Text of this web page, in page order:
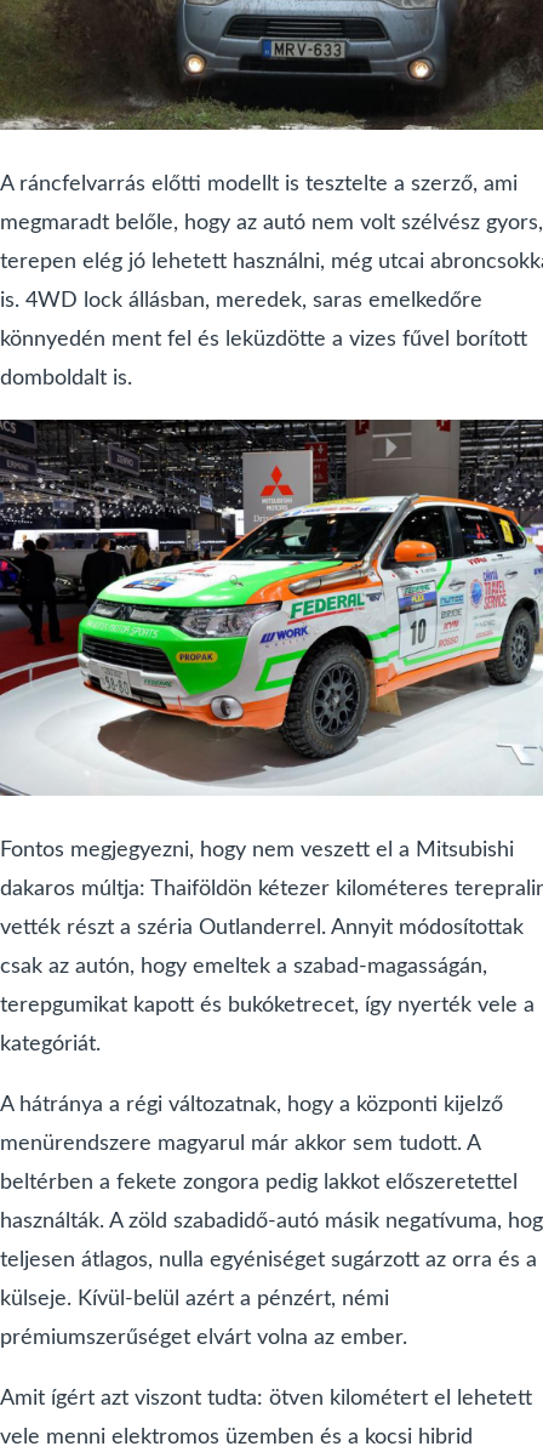
A ráncfelvarrás előtti modellt is tesztelte a szerző, ami
megmaradt belőle, hogy az autó nem volt szélvész gyors,
terepen elég jó lehetett használni, még utcai
is. 4WD lock állásban, meredek, saras emelkedőre
könnyedén ment fel és leküzdötte a vizes fűvel borított
domboldalt is.
Fontos megjegyezni, hogy nem veszett el a Mitsubishi
dakaros múltja: Thaiföldön kétezer kilométeres
vették részt a széria Outlanderrel. Annyit módosítottak
csak az autón, hogy emeltek a szabad-magasságán,
terepgumikat kapott és bukóketrecet, így nyerték vele a
kategóriát.
A hátránya a régi változatnak, hogy a központi kijelző
menürendszere magyarul már akkor sem tudott. A
beltérben a fekete zongora pedig lakkot előszeretettel
használták. A zöld szabadidő-autó másik negatívuma,
teljesen átlagos, nulla egyéniséget sugárzott az orra és a
külseje. Kívül-belül azért a pénzért, némi
prémiumszerűséget elvárt volna az ember.
Amit ígért azt viszont tudta: ötven kilométert el lehetett
vele menni elektromos üzemben és a kocsi hibrid